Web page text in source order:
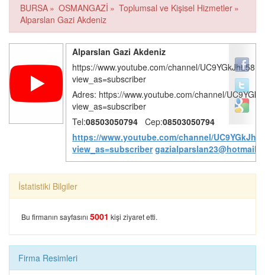
KEBAP KÖFTE
ERZURUM ÇİFTLİĞİ İSTİKBAL
HACEGAN MISIR
ÇARŞISI
BURSA » OSMANGAZİ » Toplumsal ve Kişisel Hizmetler »
Alparslan Gazi Akdeniz
Alparslan Gazi Akdeniz
https://www.youtube.com/channel/
view_as=subscriber
Adres: https://www.youtube.com/channel/
view_as=subscriber
Tel:08503050794 Cep:08503050794
https://www.youtube.com/channel/
view_as=subscriber
İstatistiki Bilgiler
Bu firmanın sayfasını 5001 kişi ziyaret etti.
Firma Resimleri